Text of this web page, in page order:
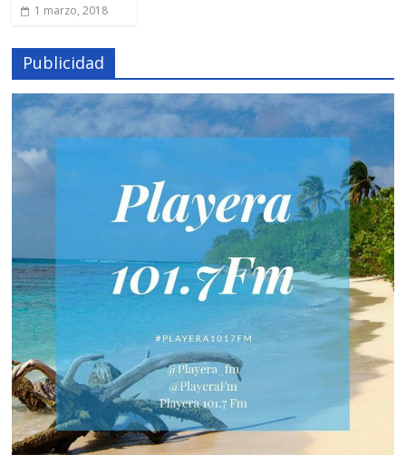
1 marzo, 2018
Publicidad